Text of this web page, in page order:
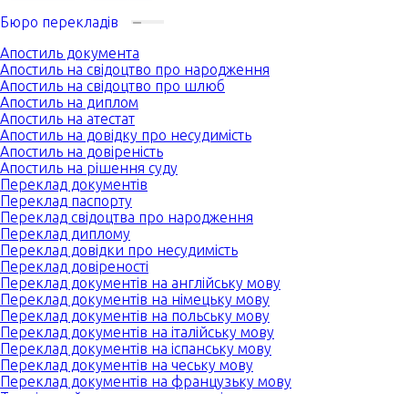
Бюро перекладів
Апостиль документа
Апостиль на свідоцтво про народження
Апостиль на свідоцтво про шлюб
Апостиль на диплом
Апостиль на атестат
Апостиль на довідку про несудимість
Апостиль на довіреність
Апостиль на рішення суду
Переклад документів
Переклад паспорту
Переклад свідоцтва про народження
Переклад диплому
Переклад довідки про несудимість
Переклад довіреності
Переклад документів на англійську мову
Переклад документів на німецьку мову
Переклад документів на польську мову
Переклад документів на італійську мову
Переклад документів на іспанську мову
Переклад документів на чеську мову
Переклад документів на французьку мову